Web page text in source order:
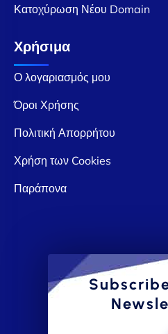
Κατοχύρωση Νέου Domain
Χρήσιμα
Ο λογαριασμός μου
Όροι Χρήσης
Πολιτική Απορρήτου
Χρήση των Cookies
Παράπονα